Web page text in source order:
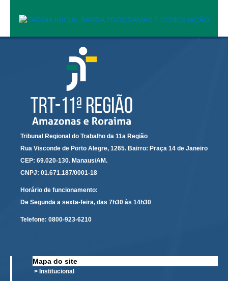
Tribunal Regional do Trabalho da 11a Região
Rua Visconde de Porto Alegre, 1265. Bairro: Praça 14 de Janeiro
CEP: 69.020-130. Manaus/AM.
CNPJ: 01.671.187/0001-18
Horário de funcionamento:
De Segunda a sexta-feira, das 7h30 às 14h30
Telefone: 0800-923-6210
Mapa do site
> Institucional